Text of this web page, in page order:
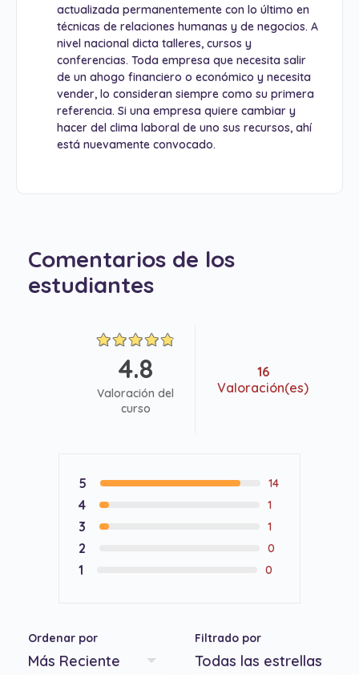
actualizada permanentemente con lo último en
técnicas de relaciones humanas y de negocios. A
nivel nacional dicta talleres, cursos y
conferencias. Toda empresa que necesita salir
de un ahogo financiero o económico y necesita
vender, lo consideran siempre como su primera
referencia. Si una empresa quiere cambiar y
hacer del clima laboral de uno sus recursos, ahí
está nuevamente convocado.
Comentarios de los
estudiantes
4.8
Valoración del
curso
16
Valoración(es)
5 14
4 1
3 1
2 0
1 0
Ordenar por Filtrado por